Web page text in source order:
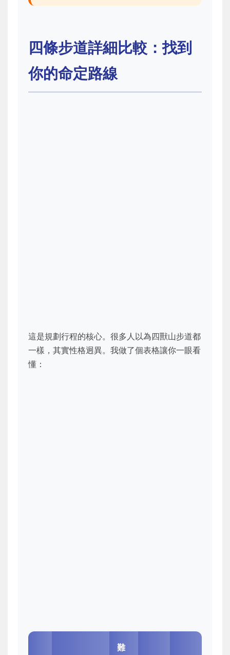
四條步道詳細比較：找到
你的命定路線
這是規劃行程的核心。很多人以為四獸山步道都
一樣，其實性格迥異。我做了個表格讓你一眼看
懂：
難